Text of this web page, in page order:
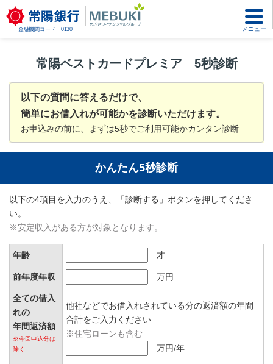
金融機関コード：0130 メニュー
常陽ベストカードプレミア 5秒診断
以下の質問に答えるだけで、
簡単にお借入れが可能かを診断いただけます。
お申込みの前に、まずは5秒でご利用可能かカンタン診断
かんたん5秒診断
以下の4項目を入力のうえ、「診断する」ボタンを押してくださ
い。
※安定収入がある方が対象となります。
年齢 才
前年度年収 万円
全ての借入
れの
年間返済額
※今回申込分は
除く
他社などでお借入れされている分の返済額の年間
合計をご入力ください
※住宅ローンも含む
万円/年